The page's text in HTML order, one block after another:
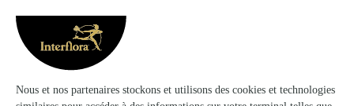
Délais de livraison respectés
Délais de livraison respectés, très bonne information sur le
suivi de la commande